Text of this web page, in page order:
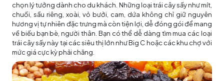
chọn lý tưởng dành cho du khách. Những loại trái cây sấy như mít,
chuối, sầu riêng, xoài, vỏ bưởi, cam, dứa không chỉ giữ nguyên
hương vị tự nhiên đặc trưng mà còn tiện lợi, dễ đóng gói để mang
về biếu bạn bè, người thân. Bạn có thể dễ dàng tìm mua các loại
trái cây sấy này tại các siêu thị lớn như Big C hoặc các khu chợ với
mức giá cực kỳ phải chăng.